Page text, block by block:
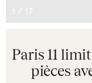
1 / 17
Paris 11
pièces